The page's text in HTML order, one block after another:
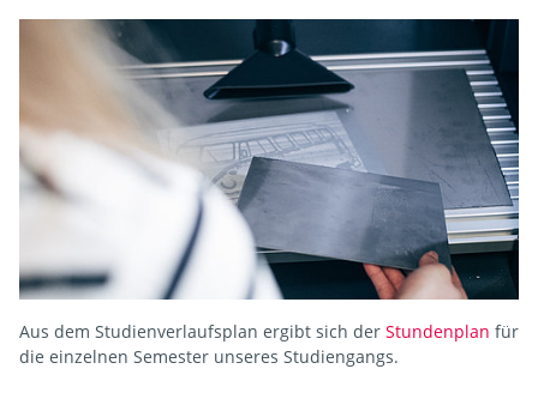
Aus dem Studienverlaufsplan ergibt sich der Stundenplan für
die einzelnen Semester unseres Studiengangs.